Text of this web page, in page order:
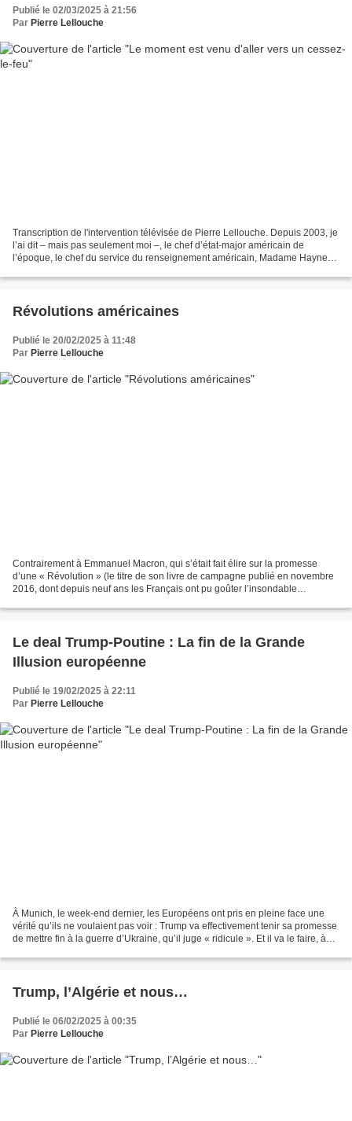
Publié le 02/03/2025 à 21:56
Par Pierre Lellouche
Transcription de l'intervention télévisée de Pierre Lellouche. Depuis 2003, je
l’ai dit – mais pas seulement moi –, le chef d’état-major américain de
l’époque, le chef du service du renseignement américain, Madame Haynes,
Révolutions américaines
Publié le 20/02/2025 à 11:48
Par Pierre Lellouche
Contrairement à Emmanuel Macron, qui s’était fait élire sur la promesse
d’une « Révolution » (le titre de son livre de campagne publié en novembre
2016, dont depuis neuf ans les Français ont pu goûter l’insondable
Le deal Trump-Poutine : La fin de la Grande
Illusion européenne
Publié le 19/02/2025 à 22:11
Par Pierre Lellouche
À Munich, le week-end dernier, les Européens ont pris en pleine face une
vérité qu’ils ne voulaient pas voir : Trump va effectivement tenir sa promesse
de mettre fin à la guerre d’Ukraine, qu’il juge « ridicule ». Et il va le faire, à
Trump, l’Algérie et nous…
Publié le 06/02/2025 à 00:35
Par Pierre Lellouche